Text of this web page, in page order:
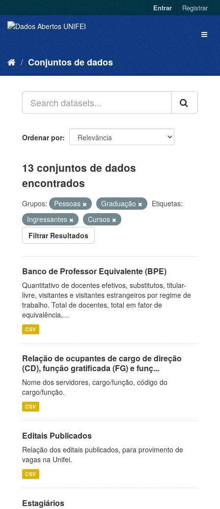
Entrar Registrar
Conjuntos de dados
Ordenar por
13 conjuntos de dados
encontrados
Grupos: Pessoas Graduação
Etiquetas:
Ingressantes
Cursos
Filtrar Resultados
Banco de Professor Equivalente (BPE)
Quantitativo de docentes efetivos, substitutos, titular-
livre, visitantes e visitantes estrangeiros por regime de
trabalho. Total de docentes, total em fator de
equivalência,...
CSV
Relação de ocupantes de cargo de direção
(CD), função gratificada (FG) e funç...
Nome dos servidores, cargo/função, código do
cargo/função.
CSV
Editais Publicados
Relação dos editais publicados, para provimento de
vagas na Unifei.
CSV
Estagiários